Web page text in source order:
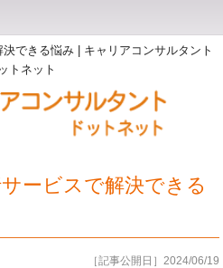
できる悩み | キャリアコンサルタント
トネット
ービスで解決できる
［記事公開日］2024/06/19